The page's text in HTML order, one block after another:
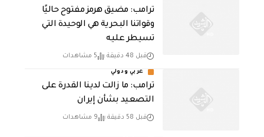
ترامب: مضيق هرمز مفتوح حاليًا
وقواتنا البحرية هي الوحيدة التي
تسيطر عليه
قبل 48 دقيقة 5 مشاهدات
عربي ودولي
ترامب: ما زالت لدينا القدرة على
التصعيد بشأن إيران
قبل 58 دقيقة 9 مشاهدات